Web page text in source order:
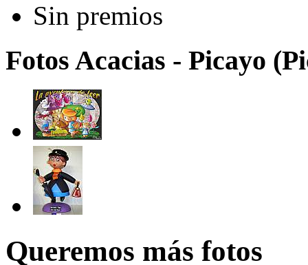
Sin premios
Fotos Acacias - Picayo
Queremos más fotos